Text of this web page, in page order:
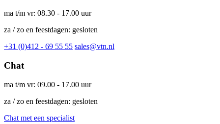
ma t/m vr: 08.30 - 17.00 uur
za / zo en feestdagen: gesloten
+31 (0)412 - 69 55 55 sales@vtn.nl
Chat
ma t/m vr: 09.00 - 17.00 uur
za / zo en feestdagen: gesloten
Chat met een specialist